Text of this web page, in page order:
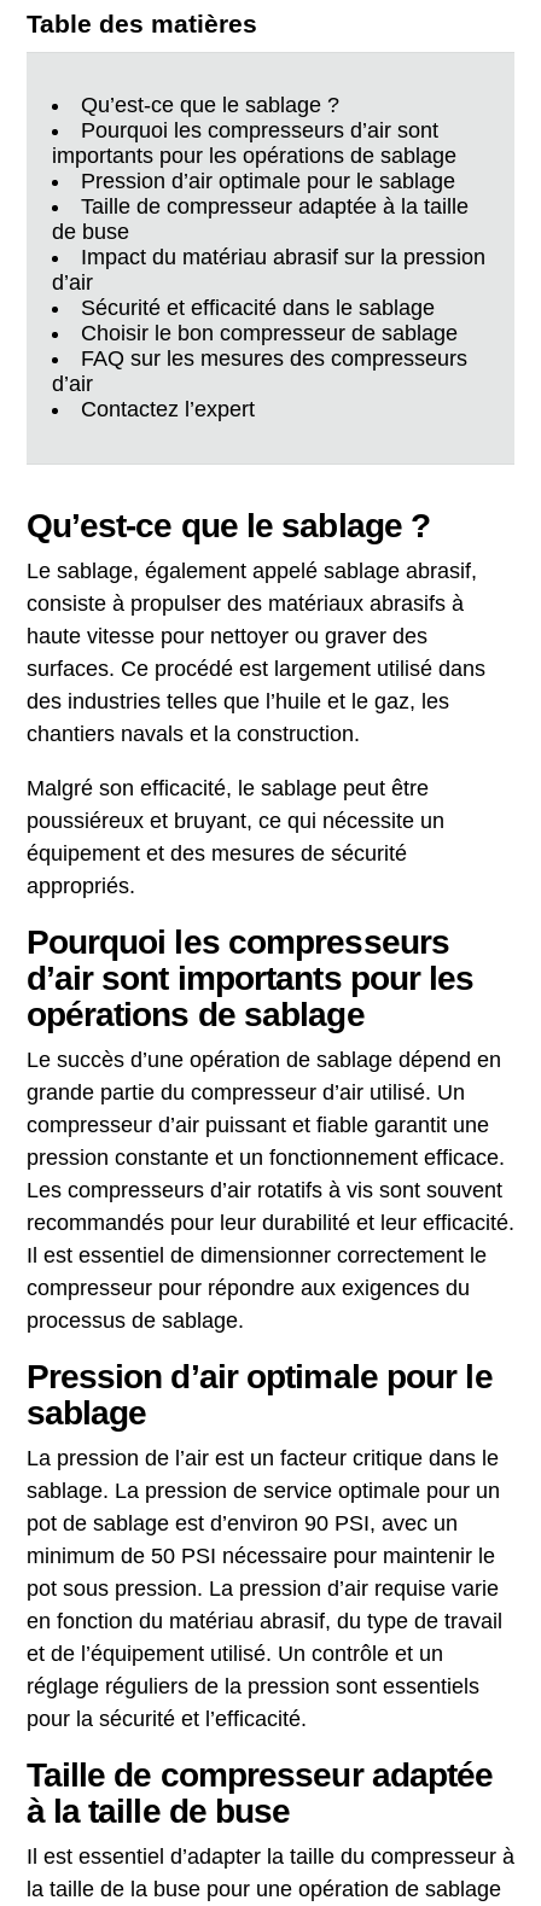
Table des matières
Qu’est-ce que le sablage ?
Pourquoi les compresseurs d’air sont
importants pour les opérations de sablage
Pression d’air optimale pour le sablage
Taille de compresseur adaptée à la taille
de buse
Impact du matériau abrasif sur la pression
d’air
Sécurité et efficacité dans le sablage
Choisir le bon compresseur de sablage
FAQ sur les mesures des compresseurs
d’air
Contactez l’expert
Qu’est-ce que le sablage ?
Le sablage, également appelé sablage abrasif,
consiste à propulser des matériaux abrasifs à
haute vitesse pour nettoyer ou graver des
surfaces. Ce procédé est largement utilisé dans
des industries telles que l’huile et le gaz, les
chantiers navals et la construction.
Malgré son efficacité, le sablage peut être
poussiéreux et bruyant, ce qui nécessite un
équipement et des mesures de sécurité
appropriés.
Pourquoi les compresseurs
d’air sont importants pour les
opérations de sablage
Le succès d’une opération de sablage dépend en
grande partie du compresseur d’air utilisé. Un
compresseur d’air puissant et fiable garantit une
pression constante et un fonctionnement efficace.
Les compresseurs d’air rotatifs à vis sont souvent
recommandés pour leur durabilité et leur efficacité.
Il est essentiel de dimensionner correctement le
compresseur pour répondre aux exigences du
processus de sablage.
Pression d’air optimale pour le
sablage
La pression de l’air est un facteur critique dans le
sablage. La pression de service optimale pour un
pot de sablage est d’environ 90 PSI, avec un
minimum de 50 PSI nécessaire pour maintenir le
pot sous pression. La pression d’air requise varie
en fonction du matériau abrasif, du type de travail
et de l’équipement utilisé. Un contrôle et un
réglage réguliers de la pression sont essentiels
pour la sécurité et l’efficacité.
Taille de compresseur adaptée
à la taille de buse
Il est essentiel d’adapter la taille du compresseur à
la taille de la buse pour une opération de sablage